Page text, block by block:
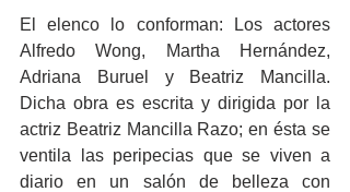
El elenco lo conforman: Los actores
Alfredo Wong, Martha Hernández,
Adriana Buruel y Beatriz Mancilla.
Dicha obra es escrita y dirigida por la
actriz Beatriz Mancilla Razo; en ésta se
ventila las peripecias que se viven a
diario en un salón de belleza con